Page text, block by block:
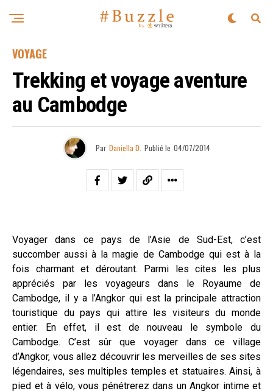
VOYAGE
Trekking et voyage aventure
au Cambodge
Par Daniella D. Publié le 04/07/2014
Voyager dans ce pays de l’Asie de Sud-Est, c’est
succomber aussi à la magie de Cambodge qui est à la
fois charmant et déroutant. Parmi les cites les plus
appréciés par les voyageurs dans le Royaume de
Cambodge, il y a l’Angkor qui est la principale attraction
touristique du pays qui attire les visiteurs du monde
entier. En effet, il est de nouveau le symbole du
Cambodge. C’est sûr que voyager dans ce village
d’Angkor, vous allez découvrir les merveilles de ses sites
légendaires, ses multiples temples et statuaires. Ainsi, à
pied et à vélo, vous pénétrerez dans un Angkor intime et